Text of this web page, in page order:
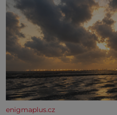
enigmaplus.cz